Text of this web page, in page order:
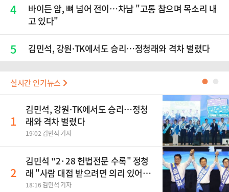
4
바이든 암, 뼈 넘어 전이…차남 "고통 참으며 목소리 내
고 있다"
5 김민석, 강원·TK에서도 승리…정청래와 격차 벌렸다
실시간 인기뉴스 ●
1
김민석, 강원·TK에서도 승리…정청
래와 격차 벌렸다
19:02 김민석 기자
2
김민석 "2·28 헌법전문 수록" 정청
래 "사람 대접 받으려면 의리 있어야"
송영길 "조국혁신당 합당 반대"
18:16 김민석 기자